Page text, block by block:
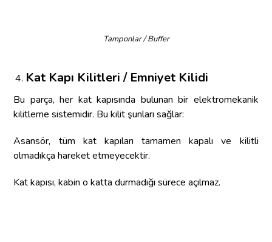
Tamponlar / Buffer
Kat Kapı Kilitleri / Emniyet Kilidi
Bu parça, her kat kapısında bulunan bir elektromekanik
kilitleme sistemidir. Bu kilit şunları sağlar:
Asansör, tüm kat kapıları tamamen kapalı ve kilitli
olmadıkça hareket etmeyecektir.
Kat kapısı, kabin o katta durmadığı sürece açılmaz.